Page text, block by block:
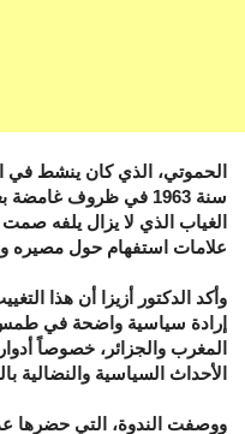
الحموتي، الذي كان ينشط في
سنة 1963 في ظروف
الغياب الذي لا يزال يلفه
علامات استفهام حول مصيره
وأكد الدكتور أزيزا أن هذا
إرادة سياسية واضحة في
المغرب والجزائر، خصوصاً
الأحداث السياسية والنضالية
ووصفت الندوة، التي حضرها